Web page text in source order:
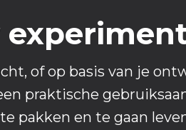
of op basis van je
praktische
pakken en te gaan